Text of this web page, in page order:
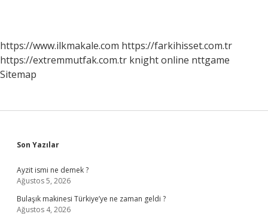
https://www.ilkmakale.com https://farkihisset.com.tr
https://extremmutfak.com.tr knight online nttgame
Sitemap
Sidebar
Son Yazılar
Ayzit ismi ne demek ?
Ağustos 5, 2026
Bulaşık makinesi Türkiye’ye ne zaman geldi ?
Ağustos 4, 2026